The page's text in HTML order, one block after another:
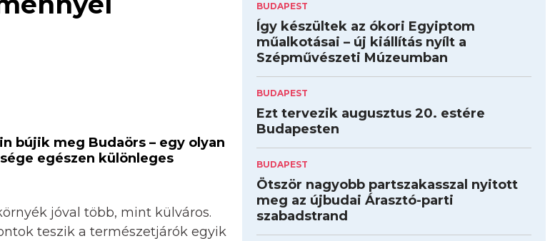
bújik meg Budaörs – egy olyan
egészen különleges
jóval több, mint külváros.
teszik a természetjárók egyik
BUDAPEST
Így készültek az ókori Egyiptom
műalkotásai – új kiállítás nyílt a
Szépművészeti Múzeumban
BUDAPEST
Ezt tervezik augusztus 20. estére
Budapesten
BUDAPEST
Ötször nagyobb partszakasszal nyitott
meg az újbudai Árasztó-parti
szabadstrand